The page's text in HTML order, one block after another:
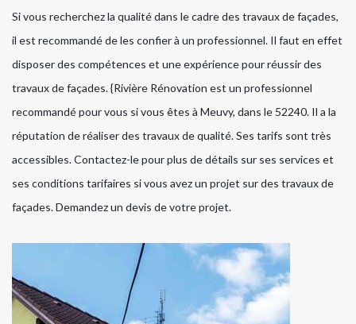
Si vous recherchez la qualité dans le cadre des travaux de façades,
il est recommandé de les confier à un professionnel. Il faut en effet
disposer des compétences et une expérience pour réussir des
travaux de façades. {Rivière Rénovation est un professionnel
recommandé pour vous si vous êtes à Meuvy, dans le 52240. Il a la
réputation de réaliser des travaux de qualité. Ses tarifs sont très
accessibles. Contactez-le pour plus de détails sur ses services et
ses conditions tarifaires si vous avez un projet sur des travaux de
façades. Demandez un devis de votre projet.